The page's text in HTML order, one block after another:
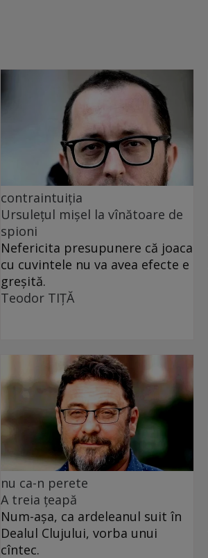
contraintuiția
Ursulețul mișel la vînătoare de
spioni
Nefericita presupunere că joaca
cu cuvintele nu va avea efecte e
greșită.
Teodor TIŢĂ
nu ca-n perete
A treia țeapă
Num-așa, ca ardeleanul suit în
Dealul Clujului, vorba unui
cîntec.